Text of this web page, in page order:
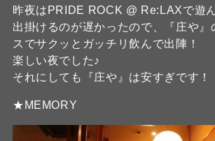
昨夜はPRIDE ROCK @ Re:LAXで遊
出掛けるのが遅かったので、『庄や』
スでサクッとガッチリ飲んで出陣！
楽しい夜でした♪
それにしても『庄や』は安すぎです！
★MEMORY